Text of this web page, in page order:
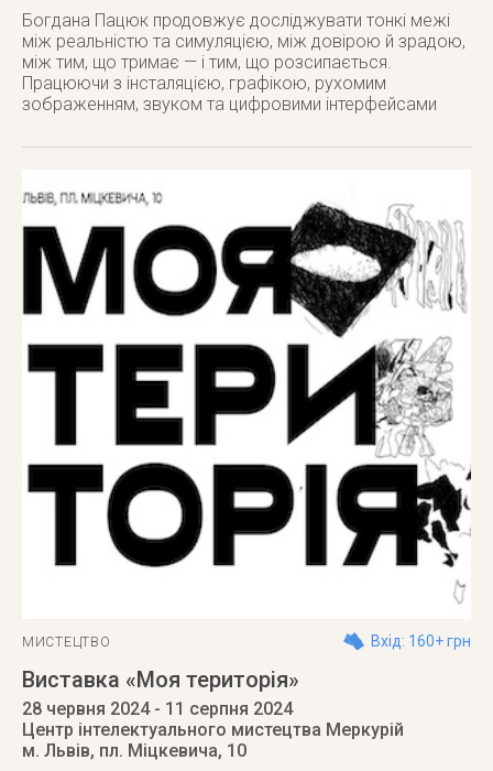
Богдана Пацюк продовжує досліджувати тонкі межі
між реальністю та симуляцією, між довірою й зрадою,
між тим, що тримає — і тим, що розсипається.
Працюючи з інсталяцією, графікою, рухомим
зображенням, звуком та цифровими інтерфейсами
МИСТЕЦТВО Вхід: 160+ грн
Виставка «Моя територія»
28 червня 2024- 11 серпня 2024
Центр інтелектуального мистецтва Меркурій
м. Львів, пл. Міцкевича, 10